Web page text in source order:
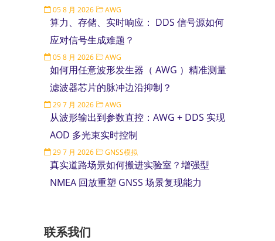
05 8 月 2026 AWG
算力、存储、实时响应： DDS 信号源如何
应对信号生成难题？
05 8 月 2026 AWG
如何用任意波形发生器（ AWG ）精准测量
滤波器芯片的脉冲边沿抑制？
29 7 月 2026 AWG
从波形输出到参数直控：AWG + DDS 实现
AOD 多光束实时控制
29 7 月 2026 GNSS模拟
真实道路场景如何搬进实验室？增强型
NMEA 回放重塑 GNSS 场景复现能力
联系我们